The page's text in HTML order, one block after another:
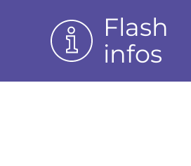
Flash
infos